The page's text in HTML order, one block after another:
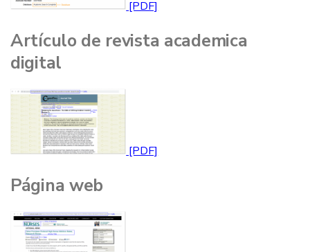
Artículo de revista academica
digital
Página web